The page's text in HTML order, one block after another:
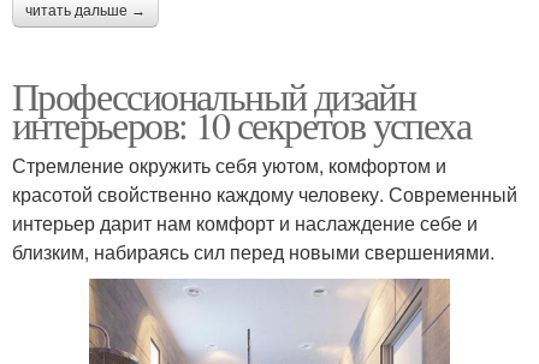
читать дальше →
Профессиональный дизайн
интерьеров: 10 секретов успеха
Стремление окружить себя уютом, комфортом и
красотой свойственно каждому человеку. Современный
интерьер дарит нам комфорт и наслаждение себе и
близким, набираясь сил перед новыми свершениями.